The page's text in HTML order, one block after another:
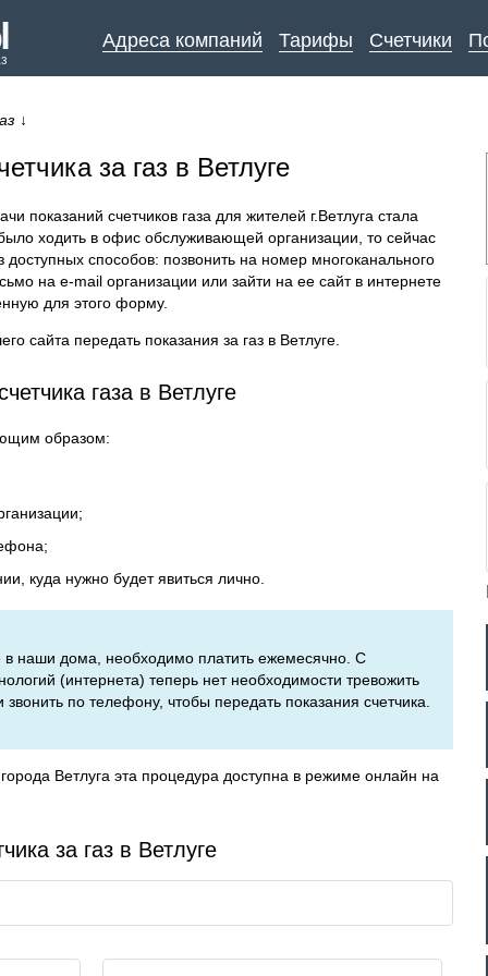
Адреса компаний Тарифы Счетчики
↓
за газ в Ветлуге
показаний счетчиков газа для жителей г.Ветлуга стала
ходить в офис обслуживающей организации, то сейчас
доступных способов: позвонить на номер многоканального
на e-mail организации или зайти на ее сайт в интернете
для этого форму.
сайта передать показания за газ в Ветлуге.
газа в Ветлуге
образом:
куда нужно будет явиться лично.
в наши дома, необходимо платить ежемесячно. С
(интернета) теперь нет необходимости тревожить
по телефону, чтобы передать показания счетчика.
Ветлуга эта процедура доступна в режиме онлайн на
за газ в Ветлуге